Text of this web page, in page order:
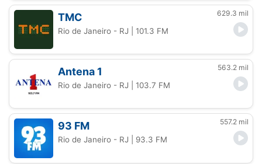
TMC 629.3 mil
Rio de Janeiro - RJ | 101.3 FM
Antena 1 563.2 mil
Rio de Janeiro - RJ | 103.7 FM
93 FM 557.2 mil
Rio de Janeiro - RJ | 93.3 FM